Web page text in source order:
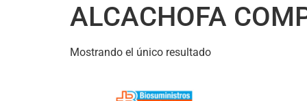
ALCACHOFA
Mostrando el único resultado